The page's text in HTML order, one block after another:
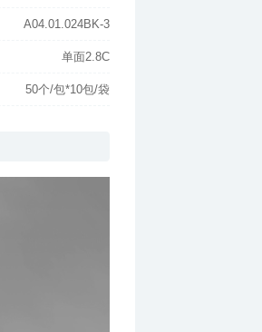
A04.01.024BK-3
单面2.8C
50个/包*10包/袋